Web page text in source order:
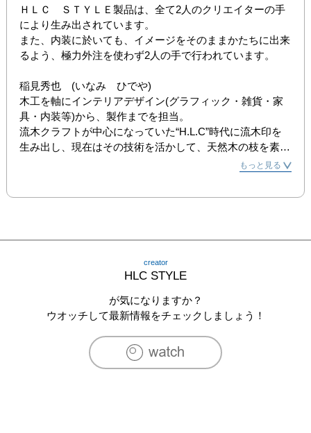
ＨＬＣ　ＳＴＹＬＥ製品は、全て2人のクリエイターの手
により生み出されています。
また、内装に於いても、イメージをそのままかたちに出来
るよう、極力外注を使わず2人の手で行われています。
稲見秀也　(いなみ　ひでや)
木工を軸にインテリアデザイン(グラフィック・雑貨・家
具・内装等)から、製作までを担当。
流木クラフトが中心になっていた“H.L.C”時代に流木印を
生み出し、現在はその技術を活かして、天然木の枝を素材
もっと見る
creator
HLC STYLE
が気になりますか？
ウオッチして最新情報をチェックしましょう！